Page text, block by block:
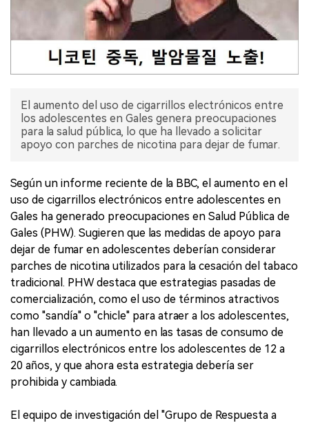
El aumento del uso de cigarrillos electrónicos entre
los adolescentes en Gales genera preocupaciones
para la salud pública, lo que ha llevado a solicitar
apoyo con parches de nicotina para dejar de fumar.
Según un informe reciente de la BBC, el aumento en el
uso de cigarrillos electrónicos entre adolescentes en
Gales ha generado preocupaciones en Salud Pública de
Gales (PHW). Sugieren que las medidas de apoyo para
dejar de fumar en adolescentes deberían considerar
parches de nicotina utilizados para la cesación del tabaco
tradicional. PHW destaca que estrategias pasadas de
comercialización, como el uso de términos atractivos
como "sandía" o "chicle" para atraer a los adolescentes,
han llevado a un aumento en las tasas de consumo de
cigarrillos electrónicos entre los adolescentes de 12 a
20 años, y que ahora esta estrategia debería ser
prohibida y cambiada.
El equipo de investigación del "Grupo de Respuesta a